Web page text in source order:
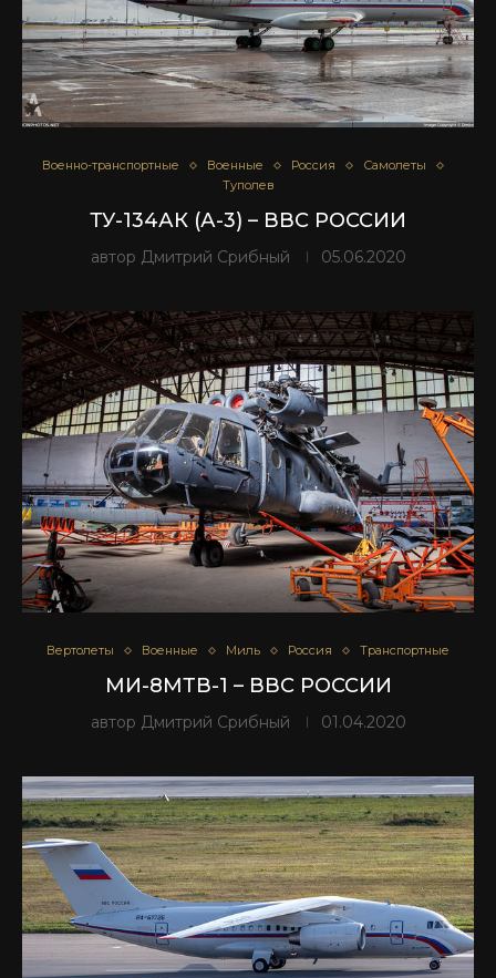
Военно-транспортные Военные Россия
Самолеты
Туполев
ТУ-134АК (А-3) – ВВС РОССИИ
автор Дмитрий Срибный 05.06.2020
Вертолеты Военные Миль Россия Транспортные
МИ-8МТВ-1 – ВВС РОССИИ
автор Дмитрий Срибный 01.04.2020